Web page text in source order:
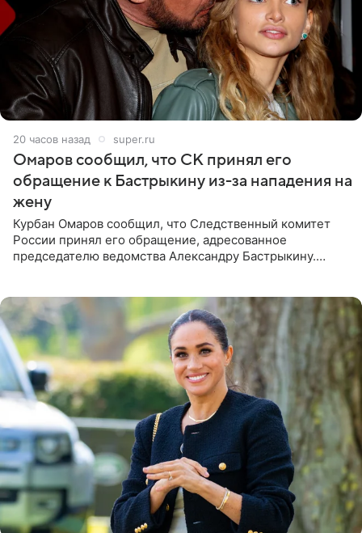
20 часов назад super.ru
Омаров сообщил, что СК принял его
обращение к Бастрыкину из-за нападения на
жену
Курбан Омаров сообщил, что Следственный комитет
России принял его обращение, адресованное
председателю ведомства Александру Бастрыкину.